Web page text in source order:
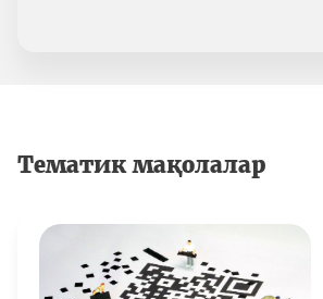
Тематик мақолалар